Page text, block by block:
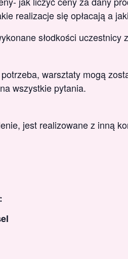
realizacje się opłacają a
słodkości uczestnicy
warsztaty mogą
wszystkie pytania.
jest realizowane z inną